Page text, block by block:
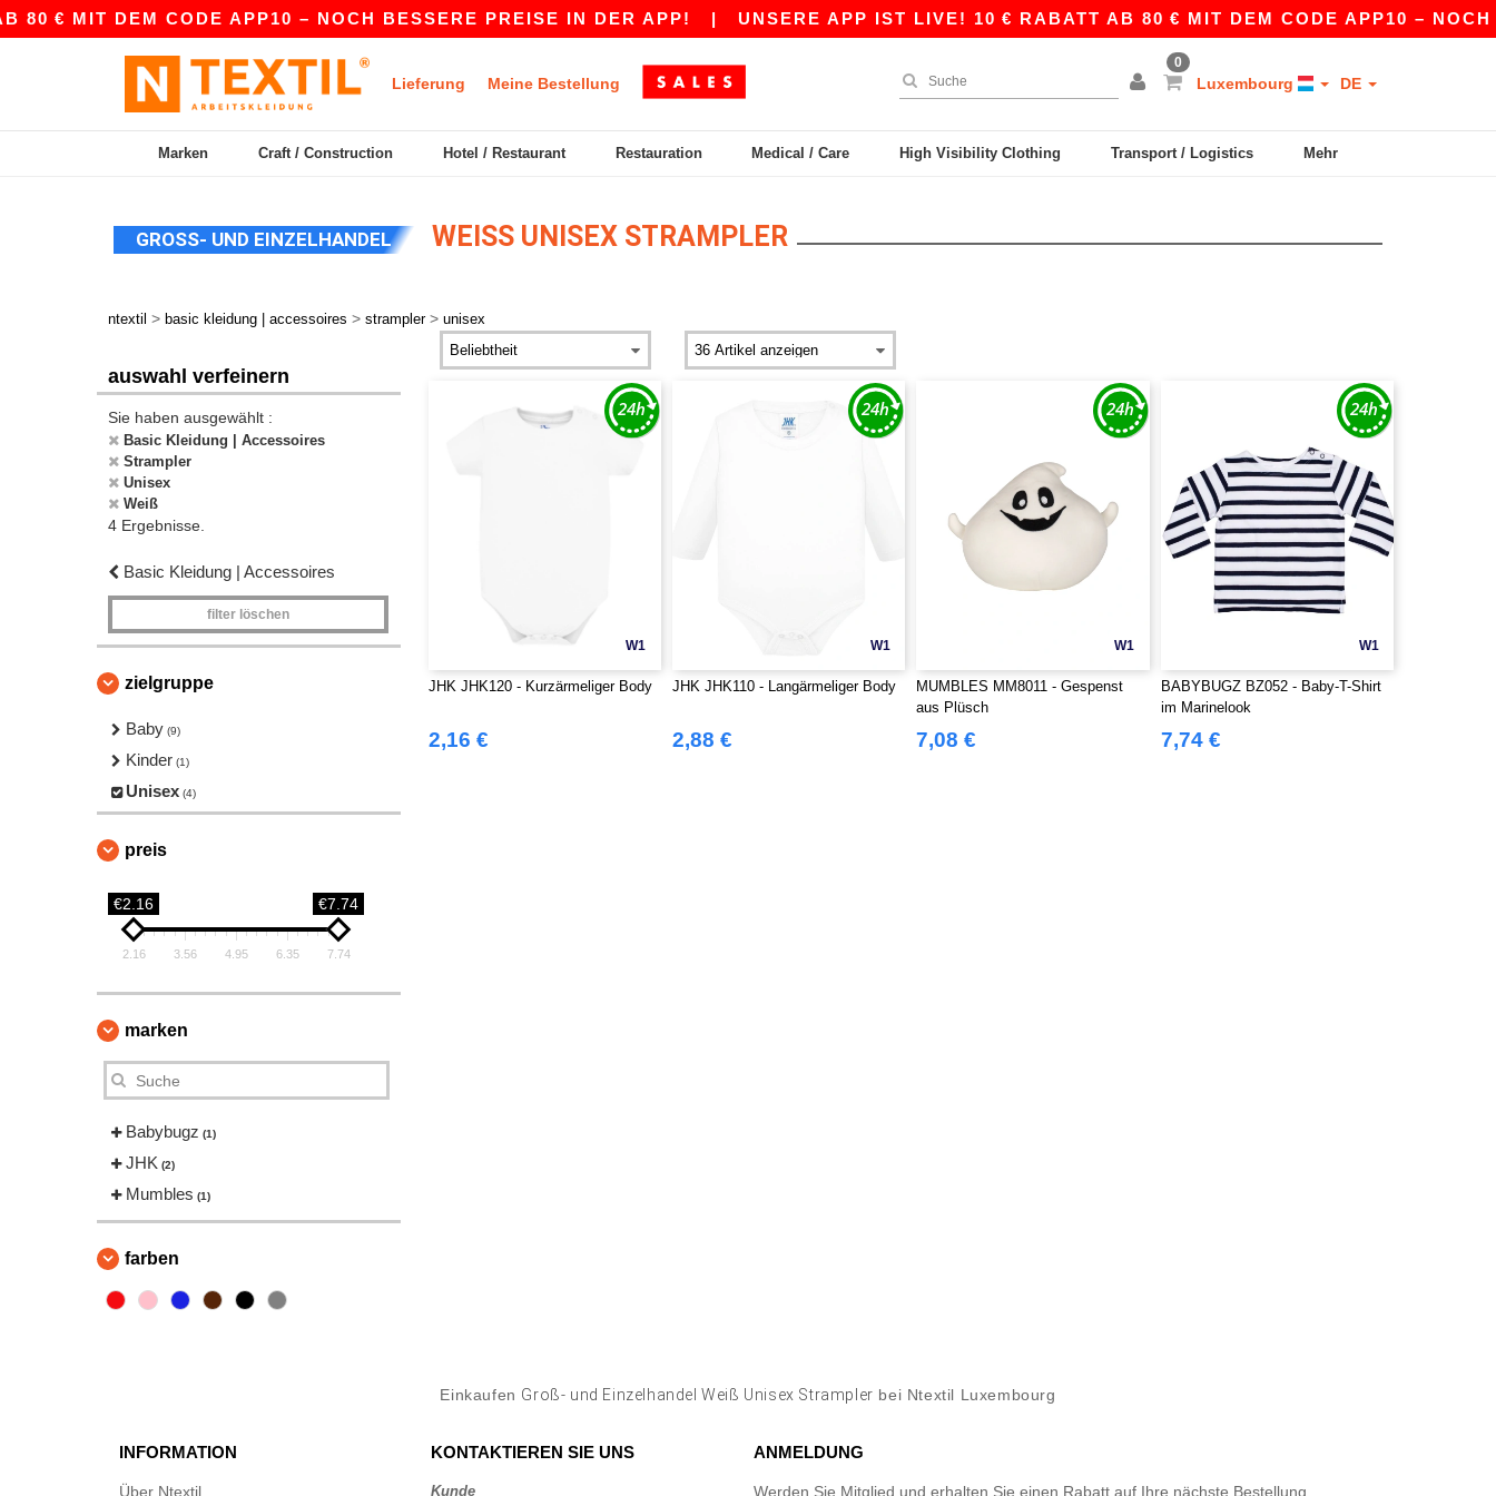
€ MIT DEM CODE APP10 – NOCH BESSERE PREISE IN DER APP!|UNSERE APP IST LIVE! 10 € RABATT AB 80 € MIT DEM CODE APP10 – NOCH
Lieferung Meine Bestellung
0
Luxembourg DE
Marken Craft / Construction Hotel / Restaurant Restauration Medical / Care High Visibility Clothing Transport / Logistics Mehr
GROSS- UND EINZELHANDEL WEISS UNISEX STRAMPLER
ntextil > basic kleidung | accessoires > strampler > unisex
auswahl verfeinern
Sie haben ausgewählt :
Basic Kleidung | Accessoires
Strampler
Unisex
Weiß
4 Ergebnisse.
Basic Kleidung | Accessoires
filter löschen
zielgruppe
Baby (9)
Kinder (1)
Unisex (4)
preis
€2.16 €7.74
2.16 3.56 4.95 6.35 7.74
marken
Babybugz (1)
JHK (2)
Mumbles (1)
farben
W1
JHK JHK120 - Kurzärmeliger Body
2,16 €
W1
JHK JHK110 - Langärmeliger Body
2,88 €
W1
MUMBLES MM8011 - Gespenst
aus Plüsch
7,08 €
W1
BABYBUGZ BZ052 - Baby-T-Shirt
im Marinelook
7,74 €
Einkaufen Groß- und Einzelhandel Weiß Unisex Strampler bei Ntextil Luxembourg
INFORMATION
Über Ntextil
KONTAKTIEREN SIE UNS
Kunde
ANMELDUNG
Werden Sie Mitglied und erhalten Sie einen Rabatt auf Ihre nächste Bestellung